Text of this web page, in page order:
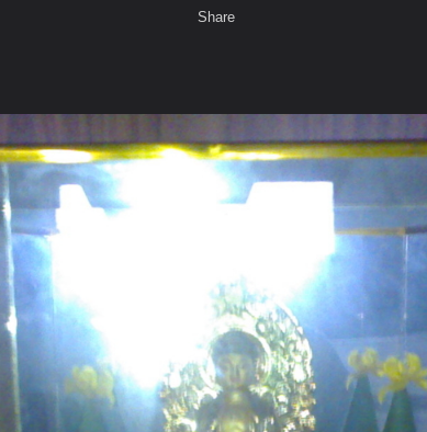
หิ้งพระที่บ้าน
วิดีโอ รูปภาพ
สถานที่ กล้อง แท็ก
เสียงธรรม สมาชิก ห้อง
Share